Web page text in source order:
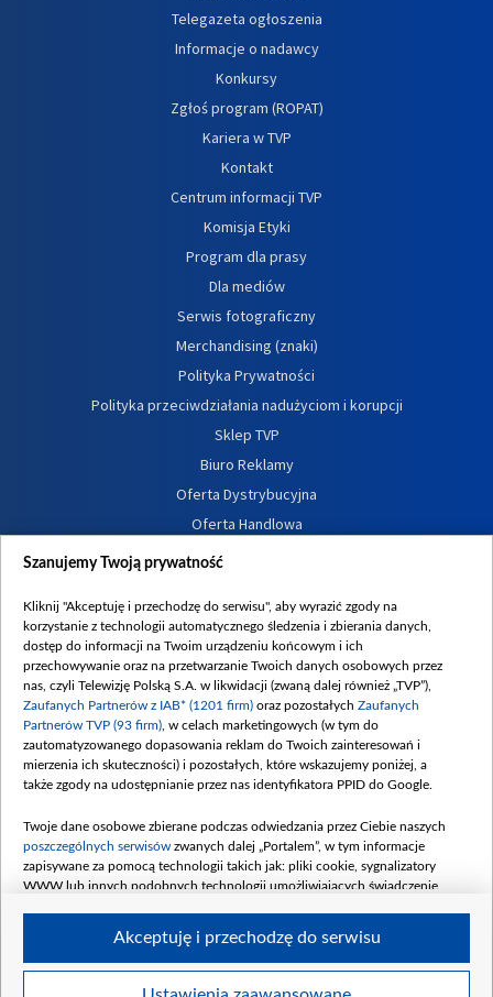
Telegazeta ogłoszenia
Informacje o nadawcy
Konkursy
Zgłoś program (ROPAT)
Kariera w TVP
Kontakt
Centrum informacji TVP
Komisja Etyki
Program dla prasy
Dla mediów
Serwis fotograficzny
Merchandising (znaki)
Polityka Prywatności
Polityka przeciwdziałania nadużyciom i korupcji
Sklep TVP
Biuro Reklamy
Oferta Dystrybucyjna
Oferta Handlowa
Dostępność
Procedura zgłoszeń wewnętrznych
Szanujemy Twoją prywatność
Kliknij "Akceptuję i przechodzę do serwisu", aby wyrazić zgody na
korzystanie z technologii automatycznego śledzenia i zbierania danych,
dostęp do informacji na Twoim urządzeniu końcowym i ich
przechowywanie oraz na przetwarzanie Twoich danych osobowych przez
nas, czyli Telewizję Polską S.A. w likwidacji (zwaną dalej również „TVP”),
Zaufanych Partnerów z IAB* (1201 firm) oraz pozostałych Zaufanych
Partnerów TVP (93 firm) , w celach marketingowych (w tym do
zautomatyzowanego dopasowania reklam do Twoich zainteresowań i
mierzenia ich skuteczności) i pozostałych, które wskazujemy poniżej, a
także zgody na udostępnianie przez nas identyfikatora PPID do Google.
Twoje dane osobowe zbierane podczas odwiedzania przez Ciebie naszych
poszczególnych serwisów zwanych dalej „Portalem”, w tym informacje
zapisywane za pomocą technologii takich jak: pliki cookie, sygnalizatory
WWW lub innych podobnych technologii umożliwiających świadczenie
Twoje dane osobowe zbierane podczas odwiedzania przez Ciebie
Akceptuję i przechodzę do serwisu